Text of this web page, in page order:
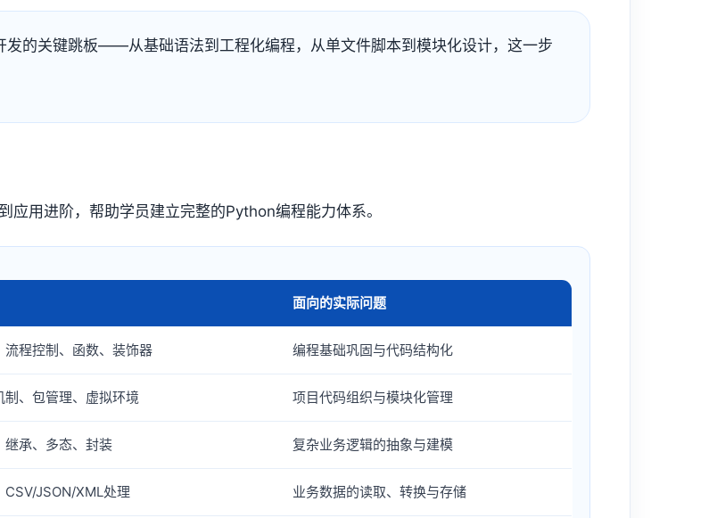
的关键跳板——从基础语法到工程化编程，从单文件脚本到模块化设计，这一步
用进阶，帮助学员建立完整的Python编程能力体系。
面向的实际问题
流程控制、函数、装饰器 编程基础巩固与代码结构化
制、包管理、虚拟环境 项目代码组织与模块化管理
继承、多态、封装 复杂业务逻辑的抽象与建模
CSV/JSON/XML处理 业务数据的读取、转换与存储